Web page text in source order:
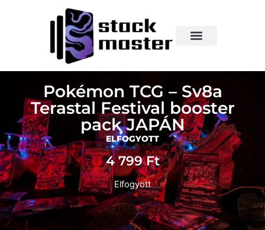
Pokémon TCG – Sv8a
Terastal Festival booster
pack JAPÁN
ELFOGYOTT
4 799Ft
Elfogyott